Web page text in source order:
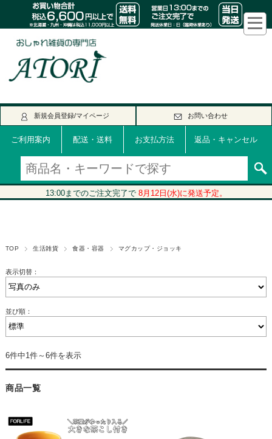
新規会員登録/マイページ お問い合わせ
ご利用案内 配送・送料 お支払方法 返品・キャンセル
TOP 生活雑貨 食器・容器 マグカップ・ジョッキ
表示切替：
並び順：
6件中1件～6件を表示
商品一覧